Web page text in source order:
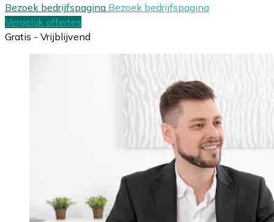
Bezoek bedrijfspagina Bezoek bedrijfspagina
Vergelijk offertes
Gratis - Vrijblijvend